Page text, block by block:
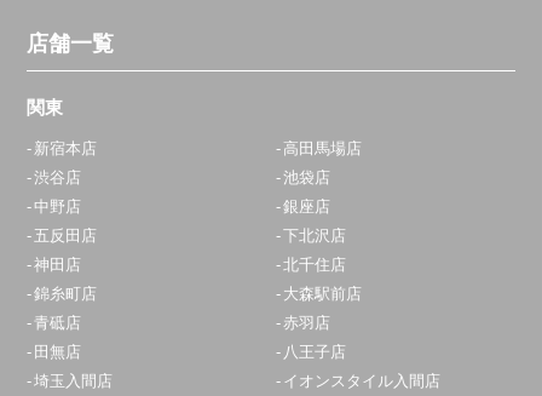
店舗一覧
関東
新宿本店
高田馬場店
渋谷店
池袋店
中野店
銀座店
五反田店
下北沢店
神田店
北千住店
錦糸町店
大森駅前店
青砥店
赤羽店
田無店
八王子店
埼玉入間店
イオンスタイル入間店